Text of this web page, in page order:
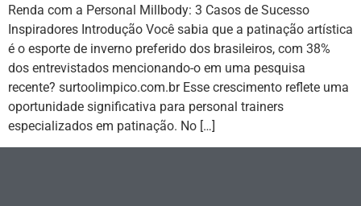
Renda com a Personal Millbody: 3 Casos de Sucesso
Inspiradores Introdução Você sabia que a patinação artística
é o esporte de inverno preferido dos brasileiros, com 38%
dos entrevistados mencionando-o em uma pesquisa
recente? surtoolimpico.com.br Esse crescimento reflete uma
oportunidade significativa para personal trainers
especializados em patinação. No […]